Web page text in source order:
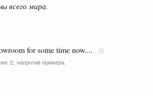
всего мира.
for some time now....
☰ , напротив примера.